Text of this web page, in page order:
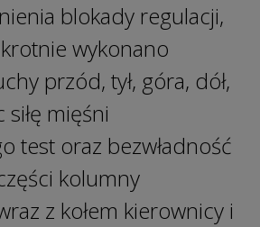
blokady regulacji,
wykonano
przód, tył, góra, dół,
mięśni
test oraz bezwładność
kolumny
z kołem kierownicy i